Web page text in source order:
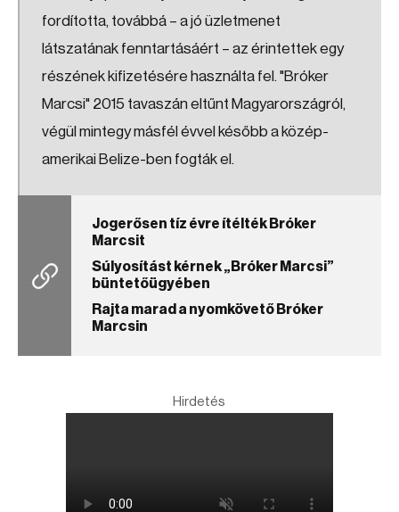
fordította, továbbá – a jó üzletmenet
látszatának fenntartásáért – az érintettek egy
részének kifizetésére használta fel. "Bróker
Marcsi" 2015 tavaszán eltűnt Magyarországról,
végül mintegy másfél évvel később a közép-
amerikai Belize-ben fogták el.
Jogerősen tíz évre ítélték Bróker
Marcsit
Súlyosítást kérnek „Bróker Marcsi”
büntetőügyében
Rajta marad a nyomkövető Bróker
Marcsin
Hirdetés